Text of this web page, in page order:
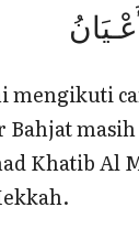
mengikuti
Bahjat
Khatib Al